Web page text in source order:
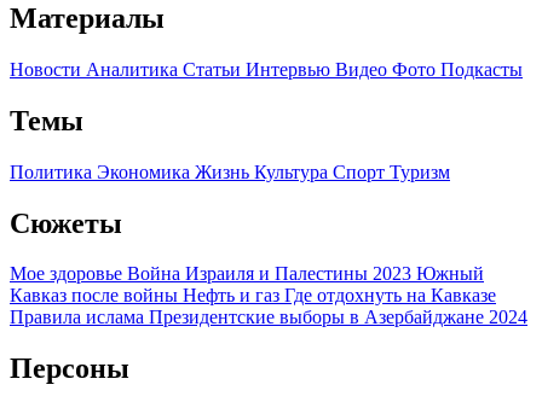
Материалы
Новости Аналитика Статьи Интервью Видео Фото Подкасты
Темы
Политика Экономика Жизнь Культура Спорт Туризм
Сюжеты
Мое здоровье Война Израиля и Палестины 2023 Южный
Кавказ после войны Нефть и газ Где отдохнуть на Кавказе
Правила ислама Президентские выборы в Азербайджане 2024
Персоны